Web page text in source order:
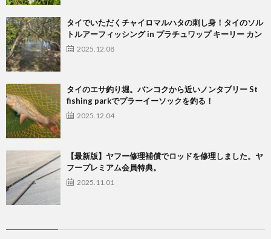
タイでいただくチャイロマルハタの刺し身！タイのソル
トルアーフィッシング in プラチュワップ キーリー カン
2025.12.08
タイのエサ釣り堀。バンコクから近いノンタブリー St
fishing parkでプラーイーソックを釣る！
2025.12.04
【最新版】ヤフー修理補償でロッドを修理しました。ヤ
フープレミアム会員特典。
2025.11.01